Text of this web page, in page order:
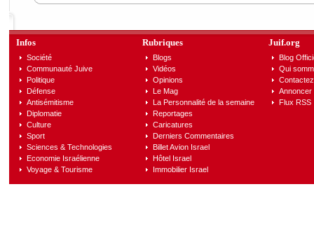
Infos
Société
Communauté Juive
Politique
Défense
Antisémitisme
Diplomatie
Culture
Sport
Sciences & Technologies
Economie Israélienne
Voyage & Tourisme
Rubriques
Blogs
Vidéos
Opinions
Le Mag
La Personnalité de la semaine
Reportages
Caricatures
Derniers Commentaires
Billet Avion Israel
Hôtel Israel
Immobilier Israel
Juif.org
Blog
Qui
Annoncer
Flux RSS